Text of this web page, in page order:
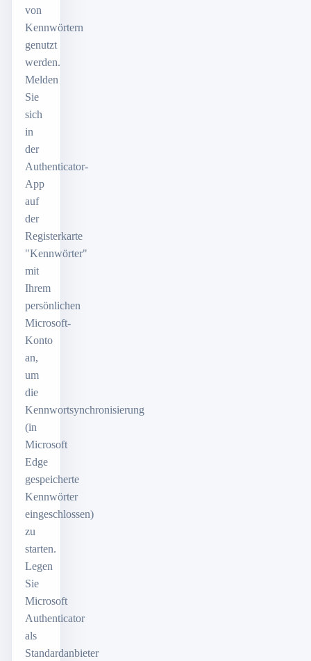
von
Kennwörtern
genutzt
werden.
Melden
Sie
sich
in
der
Authenticator-
App
auf
der
Registerkarte
"Kennwörter"
mit
Ihrem
persönlichen
Microsoft-
Konto
an,
um
die
Kennwortsynchronisierung
(in
Microsoft
Edge
gespeicherte
Kennwörter
eingeschlossen)
zu
starten.
Legen
Sie
Microsoft
Authenticator
als
Standardanbieter